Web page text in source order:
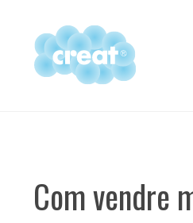
contingut
Com vendre